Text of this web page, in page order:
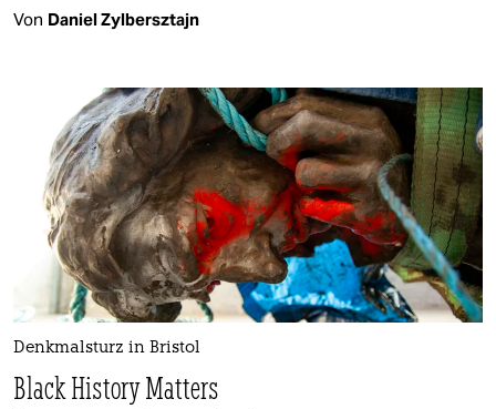
Von Daniel Zylbersztajn
Denkmalsturz in Bristol
Black History Matters